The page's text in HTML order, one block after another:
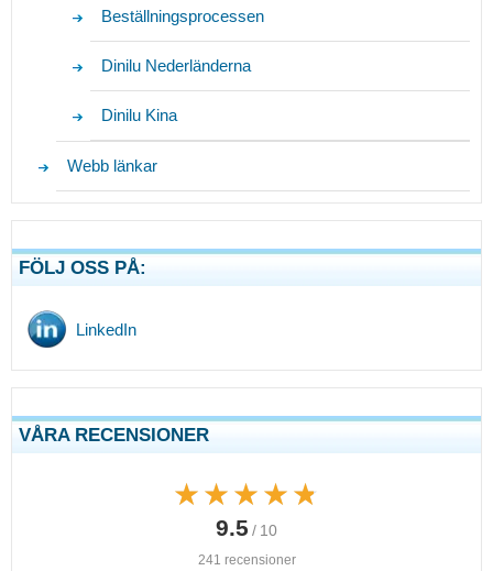
Beställningsprocessen
Dinilu Nederländerna
Dinilu Kina
Webb länkar
FÖLJ OSS PÅ:
LinkedIn
VÅRA RECENSIONER
★★★★★
★★★★★
9.5 / 10
241 recensioner